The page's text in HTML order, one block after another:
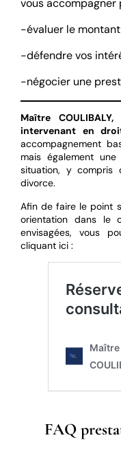
vous accompagner
-évaluer le
-défendre vos
-négocier une
Maître
intervenant en
accompagnement
mais également
situation, y compris
divorce.
Afin de faire le point
orientation dans le
envisagées, vous
cliquant ici :
FAQ